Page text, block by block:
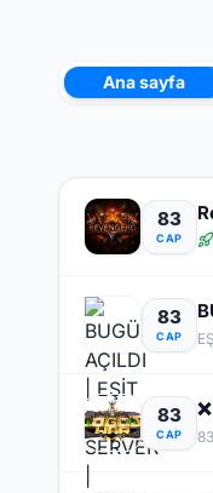
Ana sayfa
83
CAP
83
CAP
83
CAP